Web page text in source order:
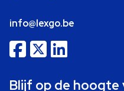
info@lexgo.be
Blijf op de hoogte